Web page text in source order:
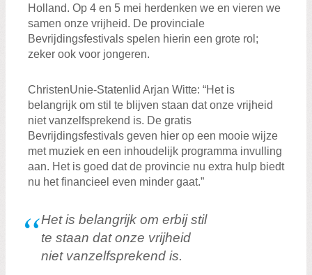
Holland. Op 4 en 5 mei herdenken we en vieren we
samen onze vrijheid. De provinciale
Bevrijdingsfestivals spelen hierin een grote rol;
zeker ook voor jongeren.
ChristenUnie-Statenlid Arjan Witte: “Het is
belangrijk om stil te blijven staan dat onze vrijheid
niet vanzelfsprekend is. De gratis
Bevrijdingsfestivals geven hier op een mooie wijze
met muziek en een inhoudelijk programma invulling
aan. Het is goed dat de provincie nu extra hulp biedt
nu het financieel even minder gaat.”
Het is belangrijk om erbij stil
te staan dat onze vrijheid
niet vanzelfsprekend is.